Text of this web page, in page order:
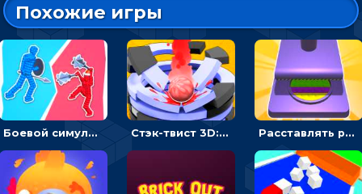
Похожие игры
Боевой симулятор 3D: повтори позу рыцаря и победи врага Стэк-твист 3D: тапай по шарику, чтобы разбивать платформы Расставлять резиновые кубики, чтобы делать поп-ит - гиперказуальные